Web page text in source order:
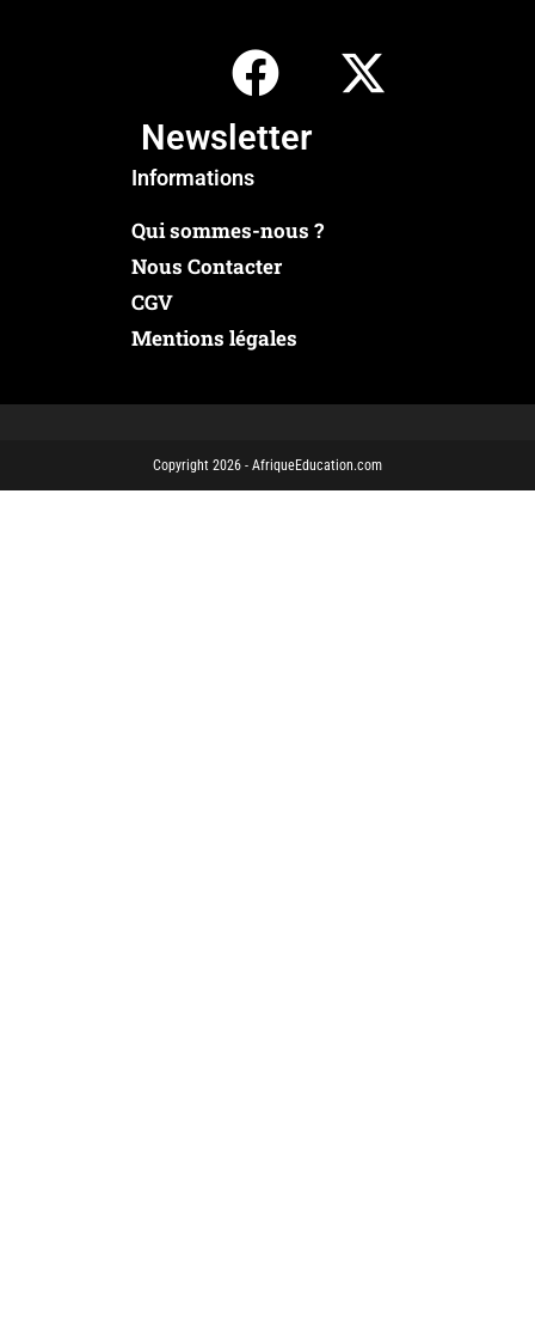
Newsletter
Informations
Qui sommes-nous ?
Nous Contacter
CGV
Mentions légales
Copyright 2026 - AfriqueEducation.com